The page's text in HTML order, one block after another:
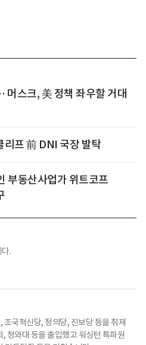
스크, 美 정책 좌우할 거대
리프 前 DNI 국장 발탁
부동산사업가 위트코프
.
국혁신당, 정의당, 진보당 등을 취재
청와대 등을 출입했고 워싱턴 특파원